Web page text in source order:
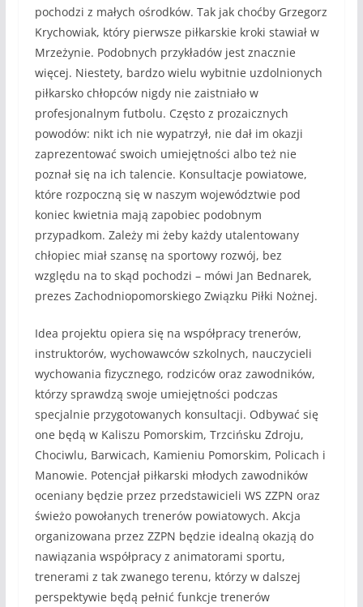
pochodzi z małych ośrodków. Tak jak choćby Grzegorz
Krychowiak, który pierwsze piłkarskie kroki stawiał w
Mrzeżynie. Podobnych przykładów jest znacznie
więcej. Niestety, bardzo wielu wybitnie uzdolnionych
piłkarsko chłopców nigdy nie zaistniało w
profesjonalnym futbolu. Często z prozaicznych
powodów: nikt ich nie wypatrzył, nie dał im okazji
zaprezentować swoich umiejętności albo też nie
poznał się na ich talencie. Konsultacje powiatowe,
które rozpoczną się w naszym województwie pod
koniec kwietnia mają zapobiec podobnym
przypadkom. Zależy mi żeby każdy utalentowany
chłopiec miał szansę na sportowy rozwój, bez
względu na to skąd pochodzi – mówi Jan Bednarek,
prezes Zachodniopomorskiego Związku Piłki Nożnej.
Idea projektu opiera się na współpracy trenerów,
instruktorów, wychowawców szkolnych, nauczycieli
wychowania fizycznego, rodziców oraz zawodników,
którzy sprawdzą swoje umiejętności podczas
specjalnie przygotowanych konsultacji. Odbywać się
one będą w Kaliszu Pomorskim, Trzcińsku Zdroju,
Chociwlu, Barwicach, Kamieniu Pomorskim, Policach i
Manowie. Potencjał piłkarski młodych zawodników
oceniany będzie przez przedstawicieli WS ZZPN oraz
świeżo powołanych trenerów powiatowych. Akcja
organizowana przez ZZPN będzie idealną okazją do
nawiązania współpracy z animatorami sportu,
trenerami z tak zwanego terenu, którzy w dalszej
perspektywie będą pełnić funkcje trenerów